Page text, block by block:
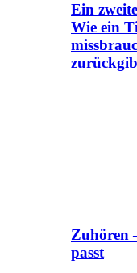
Ein
Wie ein
Zuhören
passt